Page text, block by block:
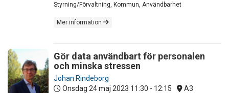
Styrning/Förvaltning, Kommun, Användbarhet
Mer information
Gör data användbart för personalen
och minska stressen
Johan Rindeborg
Onsdag 24 maj 2023 11:30 - 12:15 A3